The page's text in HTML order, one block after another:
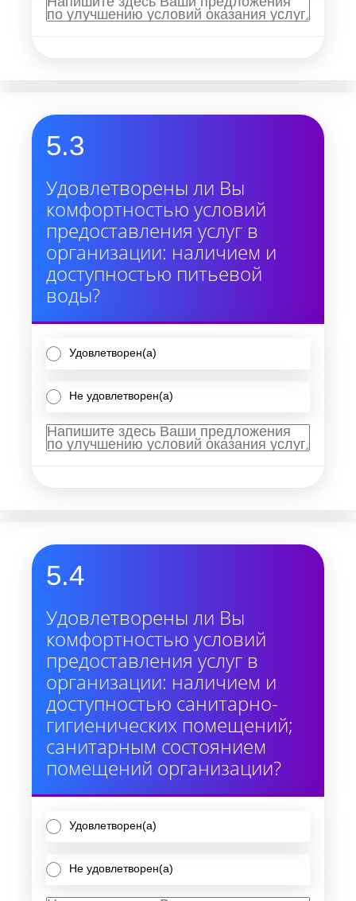
5.3
Удовлетворены ли Вы
комфортностью условий
предоставления услуг в
организации: наличием и
доступностью питьевой
воды?
Удовлетворен(а)
Не удовлетворен(а)
5.4
Удовлетворены ли Вы
комфортностью условий
предоставления услуг в
организации: наличием и
доступностью санитарно-
гигиенических помещений;
санитарным состоянием
помещений организации?
Удовлетворен(а)
Не удовлетворен(а)